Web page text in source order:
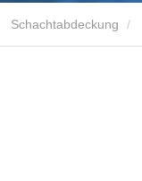
Schachtabdeckung